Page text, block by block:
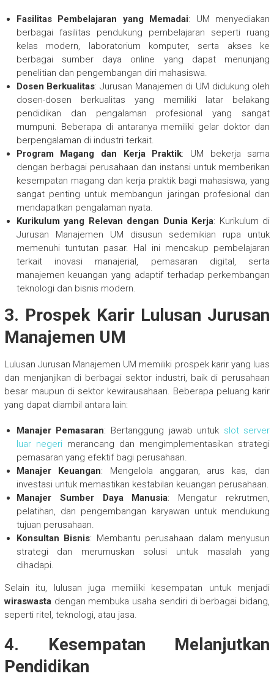
Fasilitas Pembelajaran yang Memadai: UM menyediakan
berbagai fasilitas pendukung pembelajaran seperti ruang
kelas modern, laboratorium komputer, serta akses ke
berbagai sumber daya online yang dapat menunjang
penelitian dan pengembangan diri mahasiswa.
Dosen Berkualitas: Jurusan Manajemen di UM didukung oleh
dosen-dosen berkualitas yang memiliki latar belakang
pendidikan dan pengalaman profesional yang sangat
mumpuni. Beberapa di antaranya memiliki gelar doktor dan
berpengalaman di industri terkait.
Program Magang dan Kerja Praktik: UM bekerja sama
dengan berbagai perusahaan dan instansi untuk memberikan
kesempatan magang dan kerja praktik bagi mahasiswa, yang
sangat penting untuk membangun jaringan profesional dan
mendapatkan pengalaman nyata.
Kurikulum yang Relevan dengan Dunia Kerja: Kurikulum di
Jurusan Manajemen UM disusun sedemikian rupa untuk
memenuhi tuntutan pasar. Hal ini mencakup pembelajaran
terkait inovasi manajerial, pemasaran digital, serta
manajemen keuangan yang adaptif terhadap perkembangan
teknologi dan bisnis modern.
3. Prospek Karir Lulusan Jurusan
Manajemen UM
Lulusan Jurusan Manajemen UM memiliki prospek karir yang luas
dan menjanjikan di berbagai sektor industri, baik di perusahaan
besar maupun di sektor kewirausahaan. Beberapa peluang karir
yang dapat diambil antara lain:
Manajer Pemasaran: Bertanggung jawab untuk slot server
luar negerimerancang dan mengimplementasikan strategi
pemasaran yang efektif bagi perusahaan.
Manajer Keuangan: Mengelola anggaran, arus kas, dan
investasi untuk memastikan kestabilan keuangan perusahaan.
Manajer Sumber Daya Manusia: Mengatur rekrutmen,
pelatihan, dan pengembangan karyawan untuk mendukung
tujuan perusahaan.
Konsultan Bisnis: Membantu perusahaan dalam menyusun
strategi dan merumuskan solusi untuk masalah yang
dihadapi.
Selain itu, lulusan juga memiliki kesempatan untuk menjadi
wiraswastadengan membuka usaha sendiri di berbagai bidang,
seperti ritel, teknologi, atau jasa.
4. Kesempatan Melanjutkan
Pendidikan